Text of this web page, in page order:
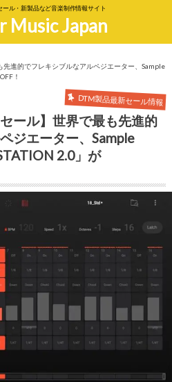
ール・新製品など音楽制作情報サイト
Music Japan
先進的でフレキシブルなアルペジエーター、Sample
！
DTM製品最新セール情報
ール】世界で最も先進的
ジエーター、Sample
2.0」が